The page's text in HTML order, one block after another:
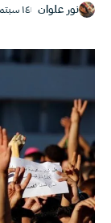
نور علوان ١٤ سبتمبر ,٢٠١٧